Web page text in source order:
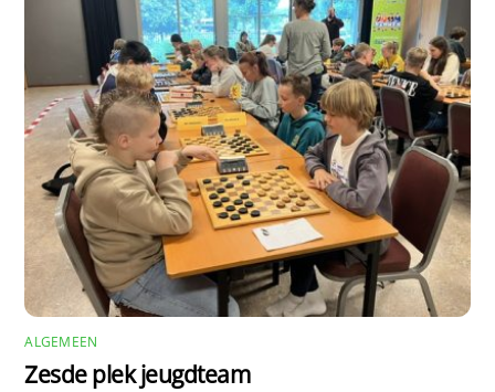
ALGEMEEN
Zesde plek jeugdteam